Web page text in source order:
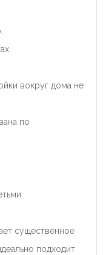
вокруг дома не
по
существенное
подходит